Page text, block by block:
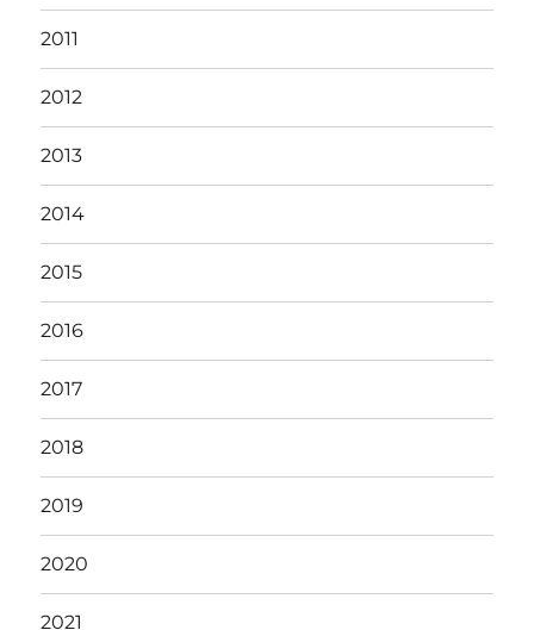
2011
2012
2013
2014
2015
2016
2017
2018
2019
2020
2021